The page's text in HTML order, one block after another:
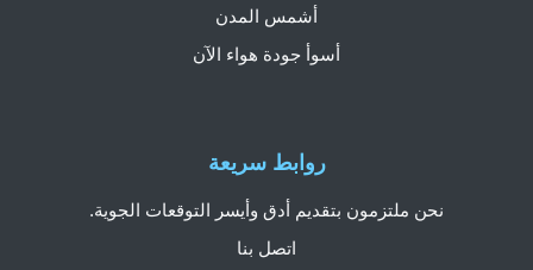
روابط سريعة
نحن ملتزمون بتقديم أدق وأيسر التوقعات الجوية.
اتصل بنا
أشمس المدن
أسوأ جودة هواء الآن